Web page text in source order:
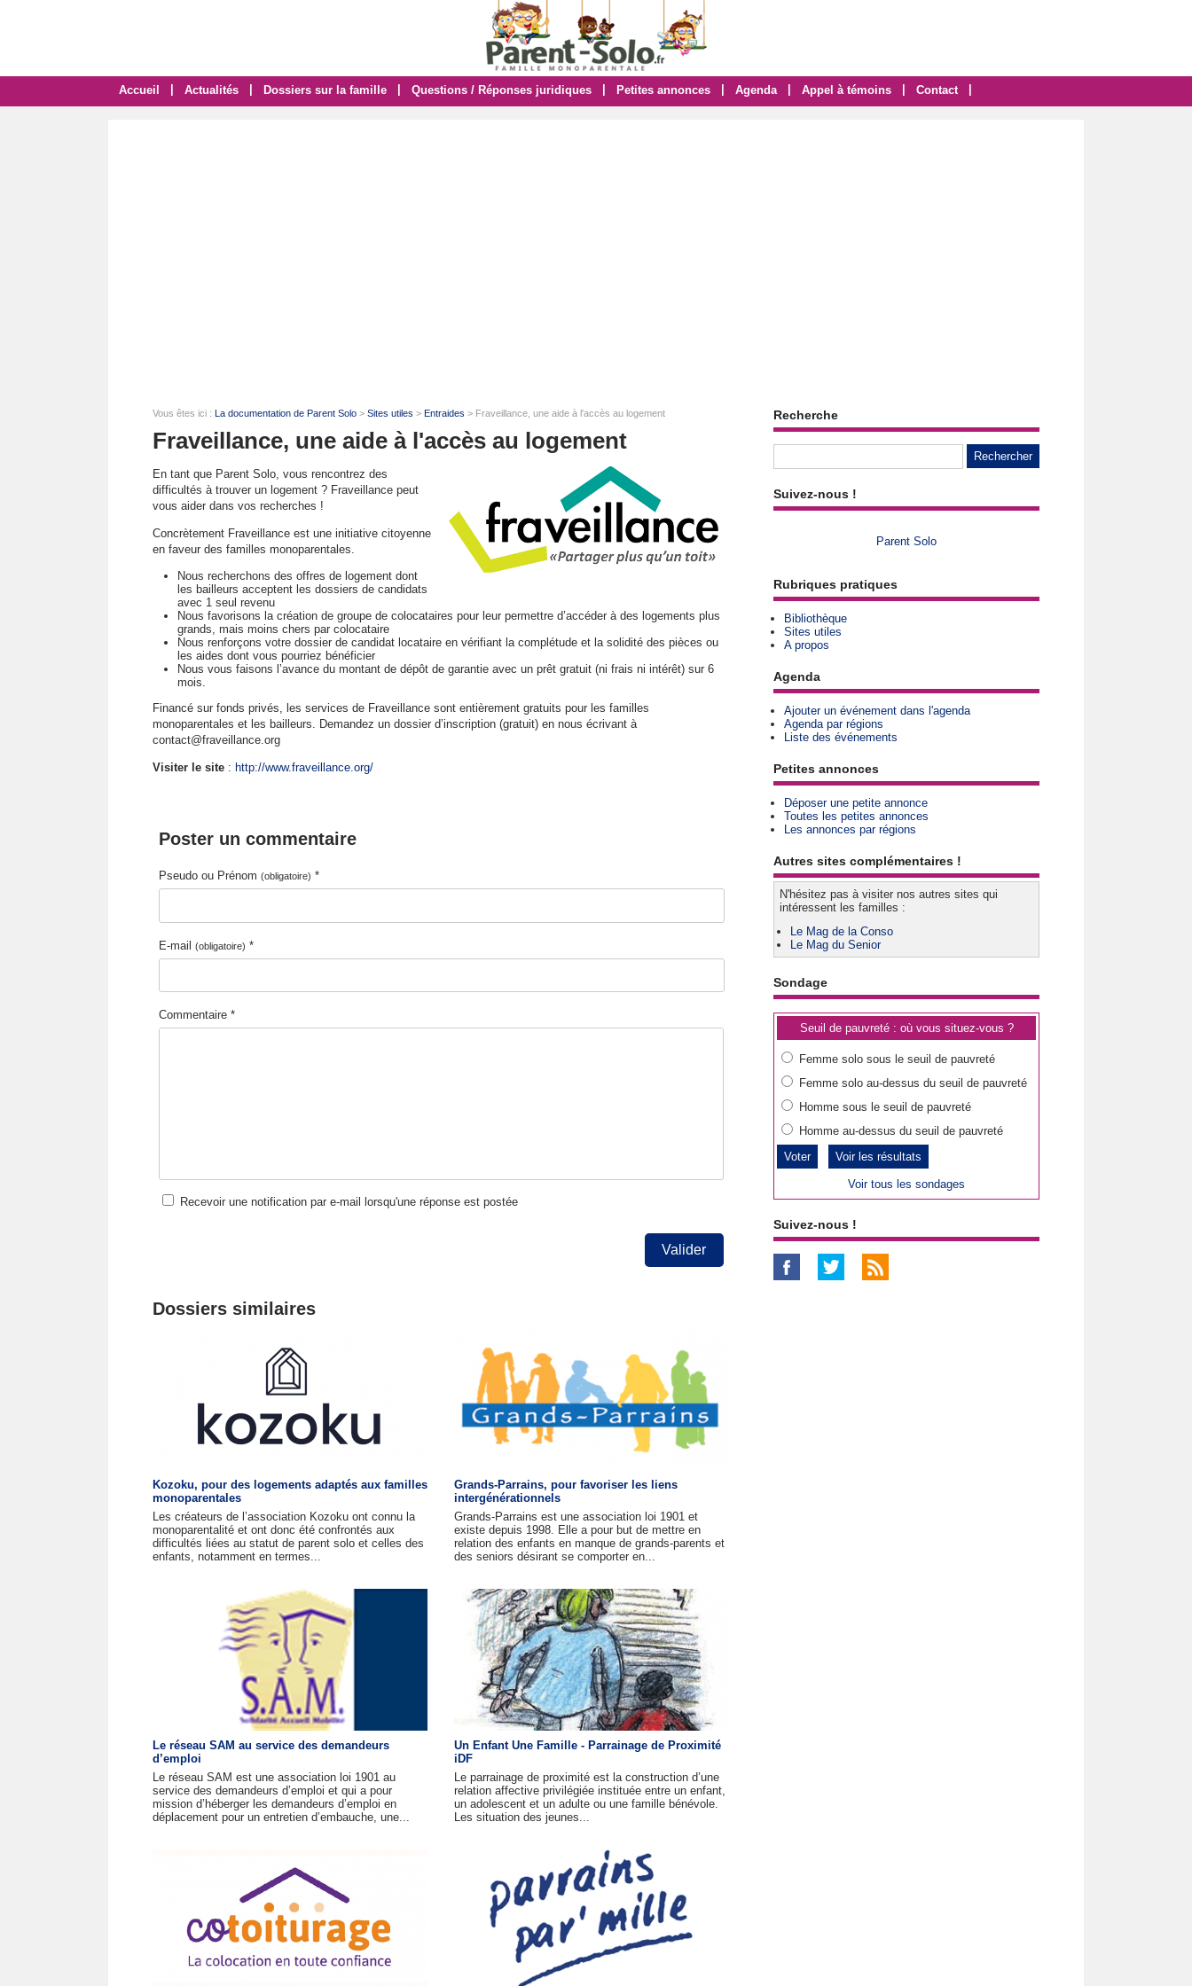
Accueil Actualités Dossiers sur la famille Questions / Réponses juridiques Petites annonces Agenda Appel à témoins Contact
Vous êtes ici : La documentation de Parent Solo > Sites utiles > Entraides > Fraveillance, une aide à l'accès au logement
Fraveillance, une aide à l'accès au logement
En tant que Parent Solo, vous rencontrez des
difficultés à trouver un logement ? Fraveillance peut
vous aider dans vos recherches !
Concrètement Fraveillance est une initiative citoyenne
en faveur des familles monoparentales.
Nous recherchons des offres de logement dont
les bailleurs acceptent les dossiers de candidats
avec 1 seul revenu
Nous favorisons la création de groupe de colocataires pour leur permettre d’accéder à des logements plus
grands, mais moins chers par colocataire
Nous renforçons votre dossier de candidat locataire en vérifiant la complétude et la solidité des pièces ou
les aides dont vous pourriez bénéficier
Nous vous faisons l’avance du montant de dépôt de garantie avec un prêt gratuit (ni frais ni intérêt) sur 6
mois.
Financé sur fonds privés, les services de Fraveillance sont entièrement gratuits pour les familles
monoparentales et les bailleurs. Demandez un dossier d’inscription (gratuit) en nous écrivant à
contact@fraveillance.org
Visiter le site : http://www.fraveillance.org/
Poster un commentaire
Pseudo ou Prénom (obligatoire) *
E-mail (obligatoire) *
Commentaire *
Recevoir une notification par e-mail lorsqu'une réponse est postée
Valider
Dossiers similaires
Kozoku, pour des logements adaptés aux familles
monoparentales
Les créateurs de l’association Kozoku ont connu la
monoparentalité et ont donc été confrontés aux
difficultés liées au statut de parent solo et celles des
enfants, notamment en termes...
Grands-Parrains, pour favoriser les liens
intergénérationnels
Grands-Parrains est une association loi 1901 et
existe depuis 1998. Elle a pour but de mettre en
relation des enfants en manque de grands-parents et
des seniors désirant se comporter en...
Le réseau SAM au service des demandeurs
d’emploi
Le réseau SAM est une association loi 1901 au
service des demandeurs d’emploi et qui a pour
mission d’héberger les demandeurs d’emploi en
déplacement pour un entretien d’embauche, une...
Un Enfant Une Famille - Parrainage de Proximité
iDF
Le parrainage de proximité est la construction d’une
relation affective privilégiée instituée entre un enfant,
un adolescent et un adulte ou une famille bénévole.
Les situation des jeunes...
Recherche
Suivez-nous !
Parent Solo
Rubriques pratiques
Bibliothèque
Sites utiles
A propos
Agenda
Ajouter un événement dans l'agenda
Agenda par régions
Liste des événements
Petites annonces
Déposer une petite annonce
Toutes les petites annonces
Les annonces par régions
Autres sites complémentaires !
N'hésitez pas à visiter nos autres sites qui
intéressent les familles :
Le Mag de la Conso
Le Mag du Senior
Sondage
Seuil de pauvreté : où vous situez-vous ?
Femme solo sous le seuil de pauvreté
Femme solo au-dessus du seuil de pauvreté
Homme sous le seuil de pauvreté
Homme au-dessus du seuil de pauvreté
Voir les résultats
Voir tous les sondages
Suivez-nous !